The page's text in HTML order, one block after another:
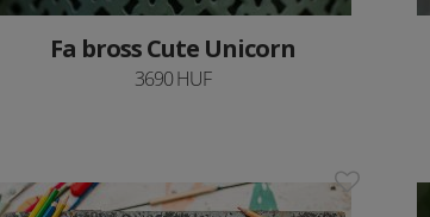
Fa bross Cute Unicorn
3690 HUF